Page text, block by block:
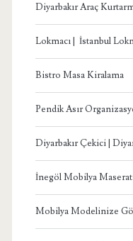
Diyarbakır Araç
Lokmacı | İstanbul
Bistro Masa Kiralama
Pendik Asır
Diyarbakır Çekici |
İnegöl Mobilya
Mobilya Modelinize